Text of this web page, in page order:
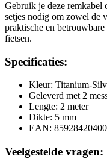
Gebruik je deze remkabel
setjes nodig om zowel de
praktische en
fietsen.
Specificaties:
Kleur: Titanium-
Geleverd met 2
Lengte: 2 meter
Dikte: 5 mm
EAN:
Veelgestelde vragen: